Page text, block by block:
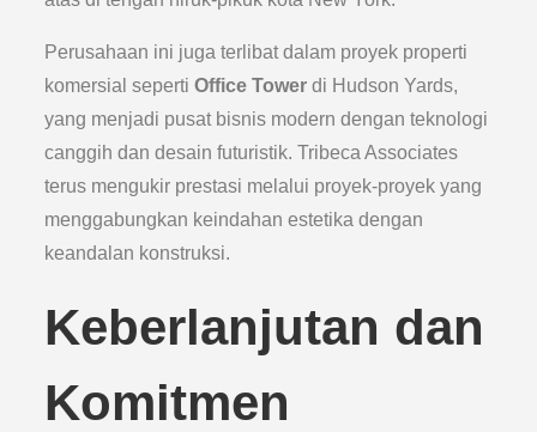
Perusahaan ini juga terlibat dalam proyek properti
komersial sepertiOffice Tower di Hudson Yards,
yang menjadi pusat bisnis modern dengan teknologi
canggih dan desain futuristik. Tribeca Associates
terus mengukir prestasi melalui proyek-proyek yang
menggabungkan keindahan estetika dengan
keandalan konstruksi.
Keberlanjutan dan
Komitmen